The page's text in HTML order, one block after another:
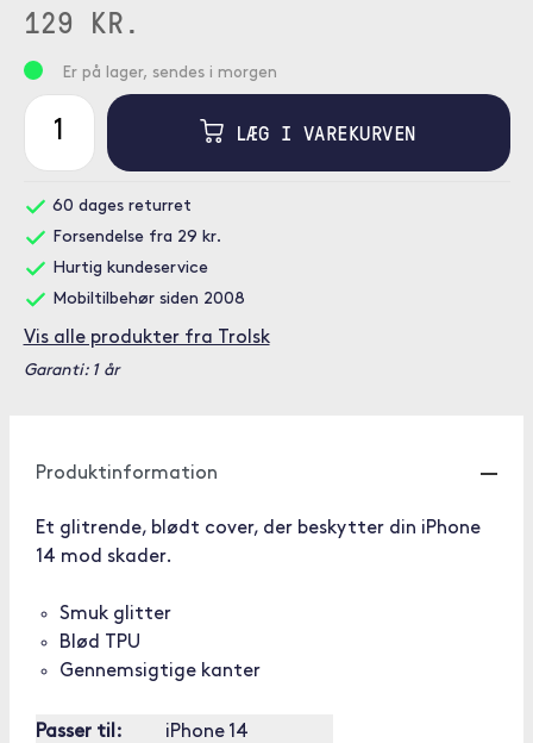
129 KR.
Er på lager, sendes i morgen
LÆG I VAREKURVEN
60 dages returret
Forsendelse fra 29 kr.
Hurtig kundeservice
Mobiltilbehør siden 2008
Vis alle produkter fra Trolsk
Garanti: 1 år
Produktinformation
Et glitrende, blødt cover, der beskytter din iPhone
14 mod skader.
Smuk glitter
Blød TPU
Gennemsigtige kanter
Passer til:
iPhone 14